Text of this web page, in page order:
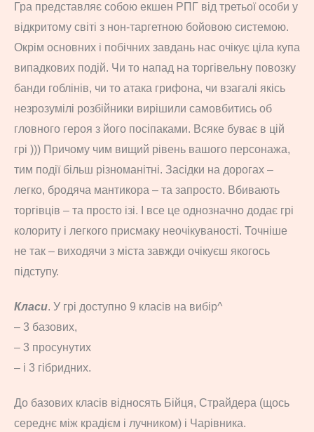
Гра представляє собою екшен РПГ від третьої особи у
відкритому світі з нон-таргетною бойовою системою.
Окрім основних і побічних завдань нас очікує ціла купа
випадкових подій. Чи то напад на торгівельну повозку
банди гоблінів, чи то атака грифона, чи взагалі якісь
незрозумілі розбійники вирішили самовбитись об
гловного героя з його посіпаками. Всяке буває в цій
грі ))) Причому чим вищий рівень вашого персонажа,
тим події більш різноманітні. Засідки на дорогах –
легко, бродяча мантикора – та запросто. Вбивають
торгівців – та просто ізі. І все це однозначно додає грі
колориту і легкого присмаку неочікуваності. Точніше
не так – виходячи з міста завжди очікуєш якогось
підступу.
Класи. У грі доступно 9 класів на вибір^
– 3 базових,
– 3 просунутих
– і 3 гібридних.
До базових класів відносять Бійця, Страйдера (щось
середнє між крадієм і лучником) і Чарівника.